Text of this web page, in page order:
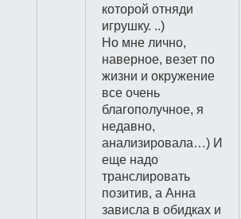
которой отняди
игрушку. ..)
Но мне лично,
наверное, везет по
жизни и окружение
все очень
благополучное, я
недавно,
анализировала…) И
еще надо
транслировать
позитив, а Анна
зависла в обидках и